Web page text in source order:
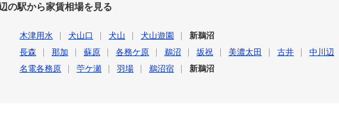
の駅から家賃相場を見る
木津用水 犬山口 犬山 犬山遊園
新鵜沼
長森 那加 蘇原 各務ケ原 鵜沼 坂祝 美濃太田 古井
中川辺
名電各務原 苧ケ瀬 羽場 鵜沼宿 新鵜沼